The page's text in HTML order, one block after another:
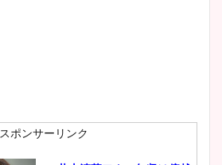
肉も凄い！
スポンサーリンク